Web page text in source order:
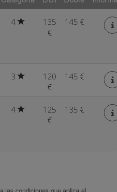
4
135
€
145 €
3
120
€
145 €
4
125
€
135 €